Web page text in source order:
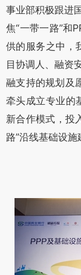
事业部积极跟进
焦“一带一路”和
供的服务之中，
目协调人、融资
融支持的规划及
牵头成立专业的
新合作模式，投
路”沿线基础设施